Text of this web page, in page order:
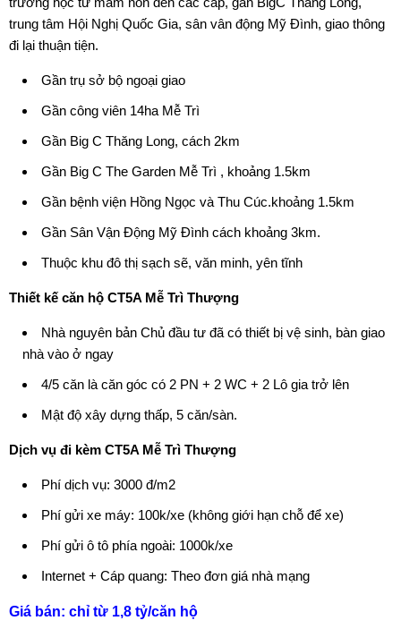
trung tâm Hội Nghị Quốc Gia, sân vân động Mỹ Đình, giao thông
đi lại thuận tiện.
Gần trụ sở bộ ngoại giao
Gần công viên 14ha Mễ Trì
Gần Big C Thăng Long, cách 2km
Gần Big C The Garden Mễ Trì , khoảng 1.5km
Gần bệnh viện Hồng Ngọc và Thu Cúc.khoảng 1.5km
Gần Sân Vận Động Mỹ Đình cách khoảng 3km.
Thuộc khu đô thị sạch sẽ, văn minh, yên tĩnh
Thiết kế căn hộ CT5A Mễ Trì Thượng
Nhà nguyên bản Chủ đầu tư đã có thiết bị vệ sinh, bàn giao
nhà vào ở ngay
4/5 căn là căn góc có 2 PN + 2 WC + 2 Lô gia trở lên
Mật độ xây dựng thấp, 5 căn/sàn.
Dịch vụ đi kèm CT5A Mễ Trì Thượng
Phí dịch vụ: 3000 đ/m2
Phí gửi xe máy: 100k/xe (không giới hạn chỗ để xe)
Phí gửi ô tô phía ngoài: 1000k/xe
Internet + Cáp quang: Theo đơn giá nhà mạng
Giá bán: chỉ từ 1,8 tỷ/căn hộ